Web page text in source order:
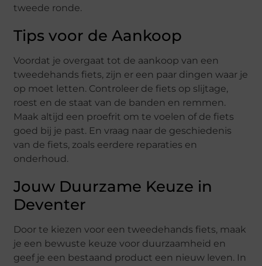
tweede ronde.
Tips voor de Aankoop
Voordat je overgaat tot de aankoop van een
tweedehands fiets, zijn er een paar dingen waar je
op moet letten. Controleer de fiets op slijtage,
roest en de staat van de banden en remmen.
Maak altijd een proefrit om te voelen of de fiets
goed bij je past. En vraag naar de geschiedenis
van de fiets, zoals eerdere reparaties en
onderhoud.
Jouw Duurzame Keuze in
Deventer
Door te kiezen voor een tweedehands fiets, maak
je een bewuste keuze voor duurzaamheid en
geef je een bestaand product een nieuw leven. In